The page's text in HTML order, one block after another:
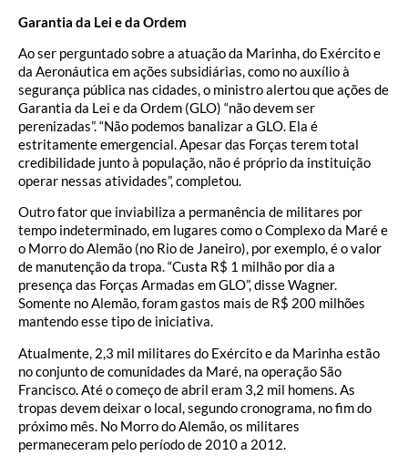
Garantia da Lei e da Ordem
Ao ser perguntado sobre a atuação da Marinha, do Exército e
da Aeronáutica em ações subsidiárias, como no auxílio à
segurança pública nas cidades, o ministro alertou que ações de
Garantia da Lei e da Ordem (GLO) “não devem ser
perenizadas”. “Não podemos banalizar a GLO. Ela é
estritamente emergencial. Apesar das Forças terem total
credibilidade junto à população, não é próprio da instituição
operar nessas atividades”, completou.
Outro fator que inviabiliza a permanência de militares por
tempo indeterminado, em lugares como o Complexo da Maré e
o Morro do Alemão (no Rio de Janeiro), por exemplo, é o valor
de manutenção da tropa. “Custa R$ 1 milhão por dia a
presença das Forças Armadas em GLO”, disse Wagner.
Somente no Alemão, foram gastos mais de R$ 200 milhões
mantendo esse tipo de iniciativa.
Atualmente, 2,3 mil militares do Exército e da Marinha estão
no conjunto de comunidades da Maré, na operação São
Francisco. Até o começo de abril eram 3,2 mil homens. As
tropas devem deixar o local, segundo cronograma, no fim do
próximo mês. No Morro do Alemão, os militares
permaneceram pelo período de 2010 a 2012.